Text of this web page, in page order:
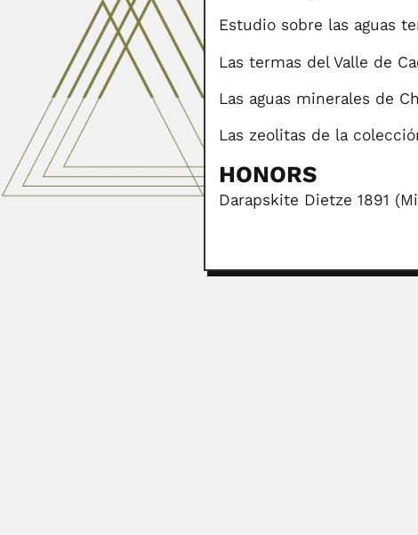
Estudio sobre las aguas
Las termas del Valle de
Las aguas minerales de
Las zeolitas de la
HONORS
Darapskite Dietze 1891